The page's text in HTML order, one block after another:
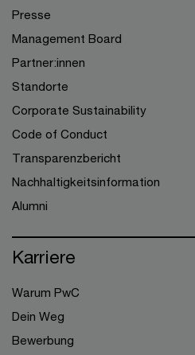
Presse
Management Board
Partner:innen
Standorte
Corporate Sustainability
Code of Conduct
Transparenzbericht
Nachhaltigkeitsinformation
Alumni
Karriere
Warum PwC
Dein Weg
Bewerbung